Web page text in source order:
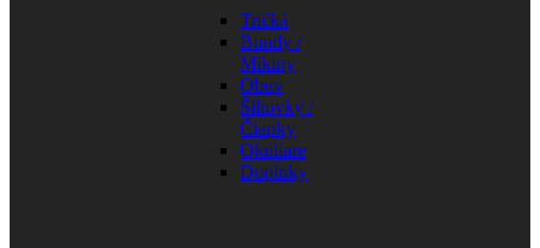
Tričká
Bundy /
Mikiny
Obuv
Šiltovky /
Čiapky
Okuliare
Doplnky